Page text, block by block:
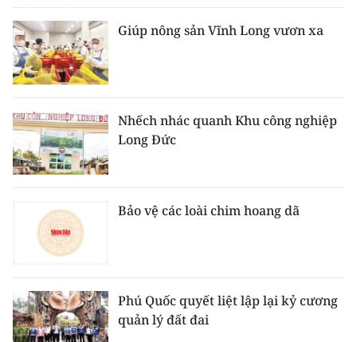
Giúp nông sản Vĩnh Long vươn xa
Nhếch nhác quanh Khu công nghiệp
Long Đức
Bảo vệ các loài chim hoang dã
Phú Quốc quyết liệt lập lại kỷ cương
quản lý đất đai